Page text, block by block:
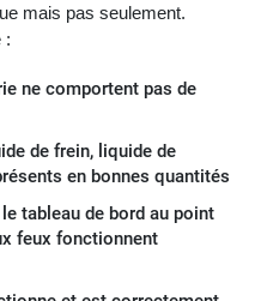
mais pas seulement.
:
ne comportent pas de
de frein, liquide de
en bonnes quantités
tableau de bord au point
feux fonctionnent